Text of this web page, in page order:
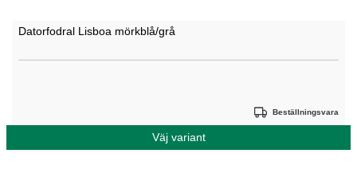
Datorfodral Lisboa mörkblå/grå
Beställningsvara
Väj variant